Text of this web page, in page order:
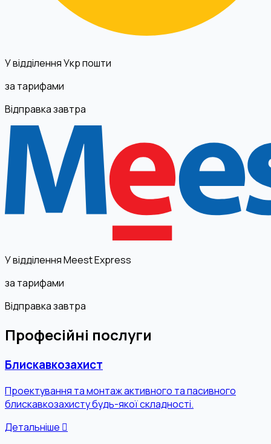
У відділення Укр пошти
за тарифами
Відправка завтра
У відділення Meest Express
за тарифами
Відправка завтра
Професійні послуги
Блискавкозахист
Проектування та монтаж активного та пасивного
блискавкозахисту будь-якої складності.
Детальніше